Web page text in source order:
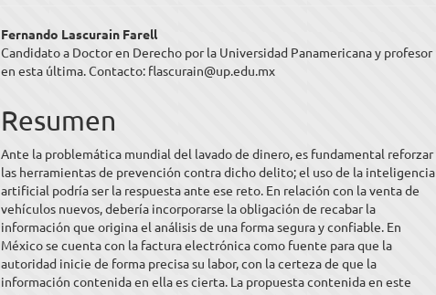
Contenido
principal
artículo
Fernando Lascurain Farell
Candidato a Doctor en Derecho por la Universidad Panamericana y profesor
en esta última. Contacto: flascurain@up.edu.mx
Resumen
Ante la problemática mundial del lavado de dinero, es fundamental reforzar
las herramientas de prevención contra dicho delito; el uso de la inteligencia
artificial podría ser la respuesta ante ese reto. En relación con la venta de
vehículos nuevos, debería incorporarse la obligación de recabar la
información que origina el análisis de una forma segura y confiable. En
México se cuenta con la factura electrónica como fuente para que la
autoridad inicie de forma precisa su labor, con la certeza de que la
información contenida en ella es cierta. La propuesta contenida en este